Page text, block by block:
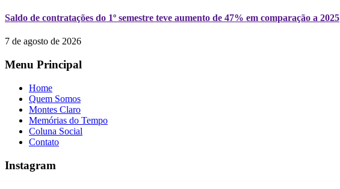
Saldo de contratações do 1º semestre teve aumento de 47% em comparação a 2025
7 de agosto de 2026
Menu Principal
Home
Quem Somos
Montes Claro
Memórias do Tempo
Coluna Social
Contato
Instagram